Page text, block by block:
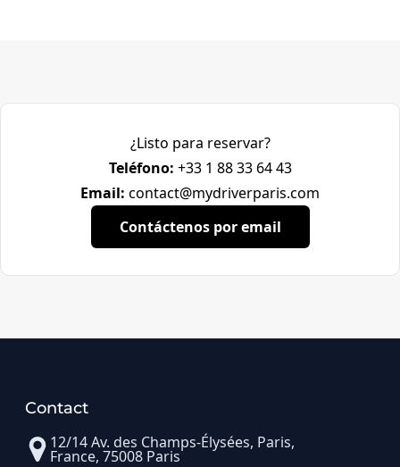
¿Listo para reservar?
Teléfono: +33 1 88 33 64 43
Email: contact@mydriverparis.com
Contáctenos por email
Contact
12/14 Av. des Champs-Élysées, Paris,
France, 75008 Paris